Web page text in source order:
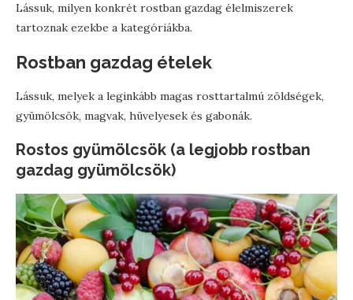
Lássuk, milyen konkrét rostban gazdag élelmiszerek
tartoznak ezekbe a kategóriákba.
Rostban gazdag ételek
Lássuk, melyek a leginkább magas rosttartalmú zöldségek,
gyümölcsök, magvak, hüvelyesek és gabonák.
Rostos gyümölcsök (a legjobb rostban
gazdag gyümölcsök)